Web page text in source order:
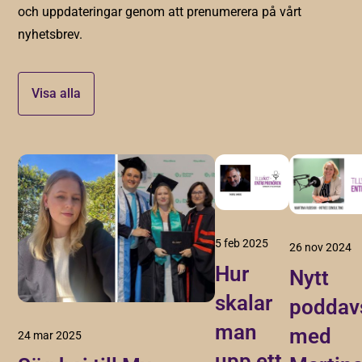
och uppdateringar genom att prenumerera på vårt
nyhetsbrev.
Visa alla
24 mar 2025
5 feb 2025
Hur
skalar
man
26 nov 2024
Nytt
med